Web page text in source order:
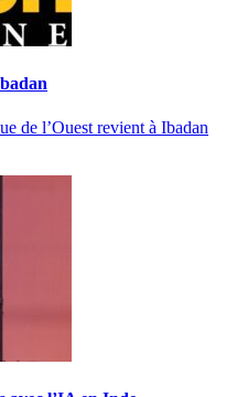
de l’Ouest revient à Ibadan